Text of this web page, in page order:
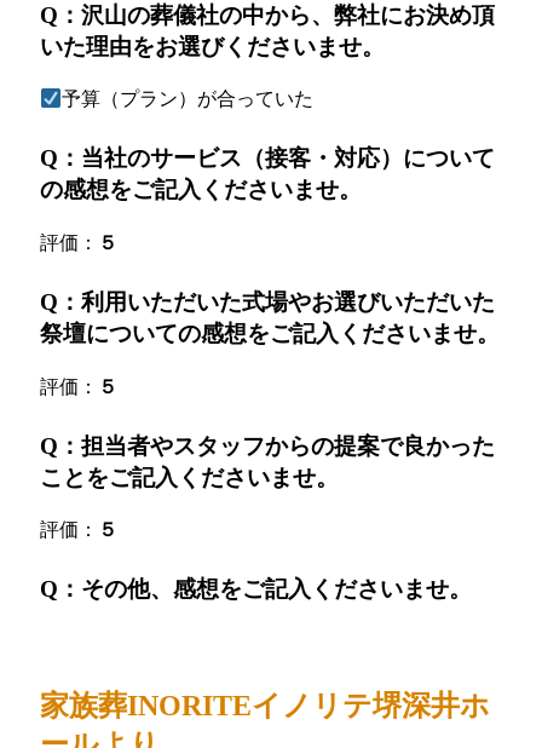
Q：沢山の葬儀社の中から、弊社にお決め頂
いた理由をお選びくださいませ。
予算（プラン）が合っていた
Q：当社のサービス（接客・対応）について
の感想をご記入くださいませ。
評価： ５
Q：利用いただいた式場やお選びいただいた
祭壇についての感想をご記入くださいませ。
評価： ５
Q：担当者やスタッフからの提案で良かった
ことをご記入くださいませ。
評価： ５
Q：その他、感想をご記入くださいませ。
家族葬INORITEイノリテ堺深井ホ